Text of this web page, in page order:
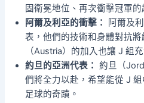
固衛冕地位、再次衝擊冠軍的
阿爾及利亞的衝擊：
阿爾及
表，他們的技術和身體對抗
（Austria）的加入也讓 J 組
約旦的亞洲代表： 約旦（
們將全力以赴，希望能從 J
足球的奇蹟。